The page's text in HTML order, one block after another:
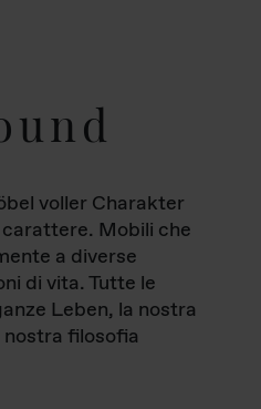
voller Charakter
Mobili che
a diverse
di vita. Tutte le
Leben, la nostra
filosofia